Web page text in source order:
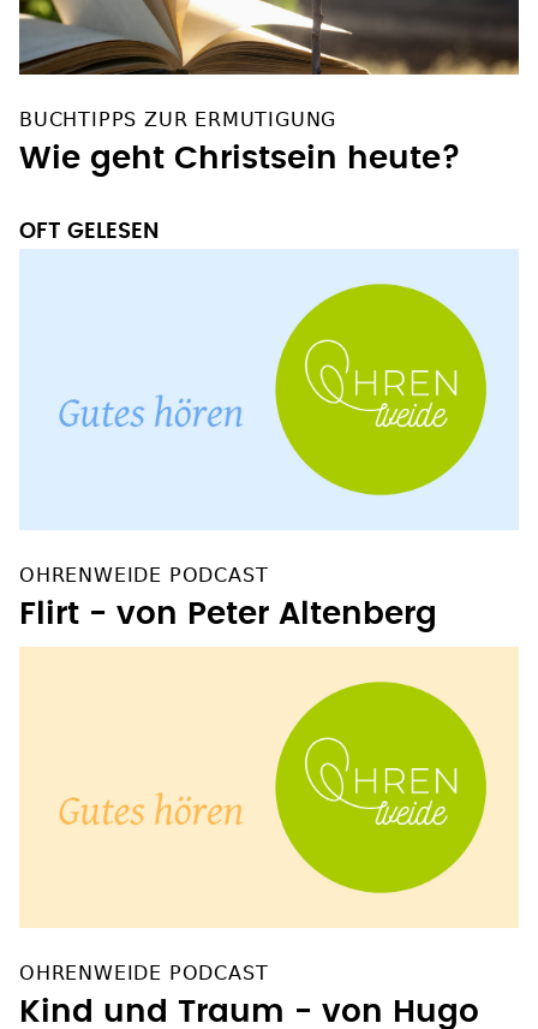
BUCHTIPPS ZUR ERMUTIGUNG
Wie geht Christsein heute?
OFT GELESEN
OHRENWEIDE PODCAST
Flirt - von Peter Altenberg
OHRENWEIDE PODCAST
Kind und Traum - von Hugo